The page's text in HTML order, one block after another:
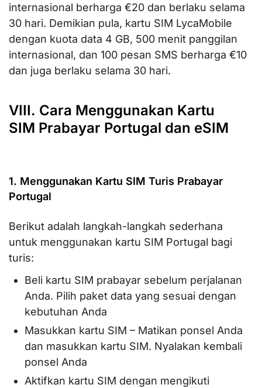
internasional berharga €20 dan berlaku selama
30 hari. Demikian pula, kartu SIM LycaMobile
dengan kuota data 4 GB, 500 menit panggilan
internasional, dan 100 pesan SMS berharga €10
dan juga berlaku selama 30 hari.
VIII. Cara Menggunakan Kartu
SIM Prabayar Portugal dan eSIM
1. Menggunakan Kartu SIM Turis Prabayar
Portugal
Berikut adalah langkah-langkah sederhana
untuk menggunakan kartu SIM Portugal bagi
turis:
Beli kartu SIM prabayar sebelum perjalanan
Anda. Pilih paket data yang sesuai dengan
kebutuhan Anda
Masukkan kartu SIM – Matikan ponsel Anda
dan masukkan kartu SIM. Nyalakan kembali
ponsel Anda
Aktifkan kartu SIM dengan mengikuti